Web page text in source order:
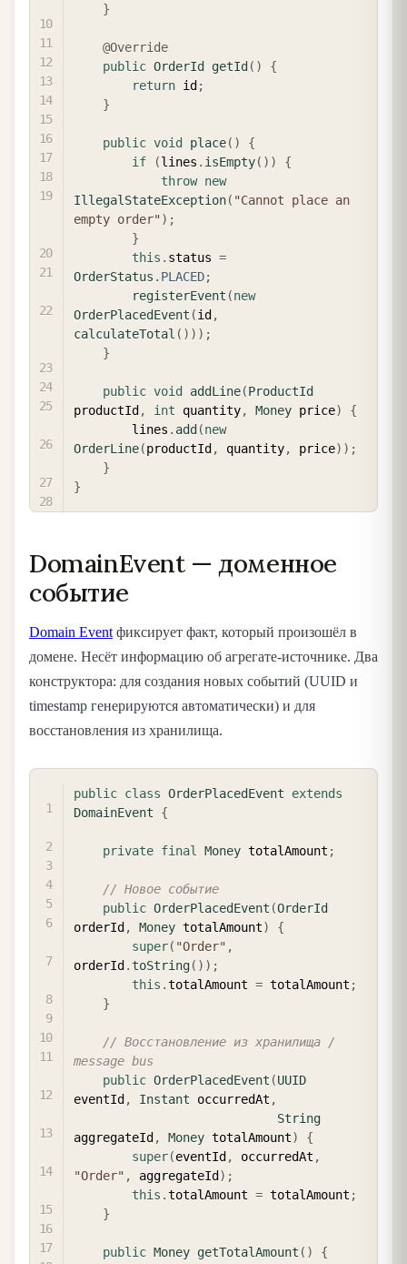
}
@Override
public OrderId getId ( )
{
return id ;
}
public void place( )
{
if
(lines . isEmpty( ) )
{
throw new
IllegalStateException( "Cannot place an
empty order") ;
}
this . status =
OrderStatus . PLACED;
registerEvent (new
OrderPlacedEvent (id ,
calculateTotal ( ) ) ) ;
}
public void addLine(ProductId
productId , int quantity, Money price)
{
        lines
. add (new
OrderLine(productId , quantity, price) ) ;
}
}
DomainEvent — доменное
событие
Domain Event фиксирует факт, который произошёл в
домене. Несёт информацию об агрегате-источнике. Два
конструктора: для создания новых событий (UUID и
timestamp генерируются автоматически) и для
восстановления из хранилища.
public class OrderPlacedEvent
extends
DomainEvent
{
private final Money totalAmount ;
// Новое событие
public OrderPlacedEvent (OrderId
orderId, Money totalAmount)
{
super( "Order" ,
orderId.toString( ) ) ;
this .totalAmount = totalAmount ;
}
// Восстановление из хранилища /
message bus
public OrderPlacedEvent (UUID
eventId, Instant occurredAt ,
String
aggregateId, Money totalAmount)
{
super(eventId, occurredAt ,
"Order" , aggregateId) ;
this .totalAmount = totalAmount ;
}
public Money getTotalAmount ( )
{
COPY